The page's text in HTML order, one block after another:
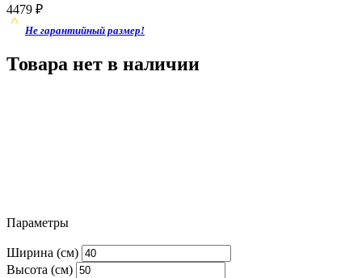
4479 ₽
Не гарантийный размер!
Товара нет в наличии
Параметры
Ширина (см)
Высота (см)